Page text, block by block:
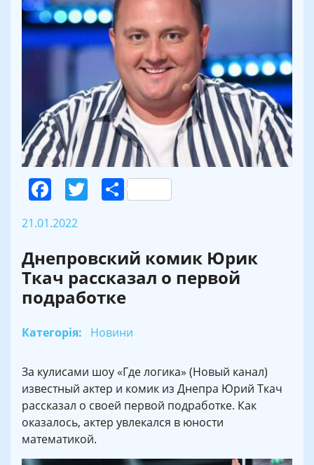
Facebook
Twitter
Поділитися
21.01.2022
Днепровский комик Юрик
Ткач рассказал о первой
подработке
Категорія: Новини
За кулисами шоу «Где логика» (Новый канал)
известный актер и комик из Днепра Юрий Ткач
рассказал о своей первой подработке. Как
оказалось, актер увлекался в юности
математикой.